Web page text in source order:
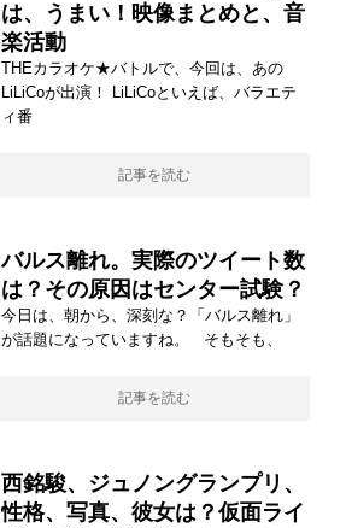
は、うまい！映像まとめと、音
楽活動
THEカラオケ★バトルで、今回は、あの
LiLiCoが出演！ LiLiCoといえば、バラエテ
ィ番
記事を読む
バルス離れ。実際のツイート数
は？その原因はセンター試験？
今日は、朝から、深刻な？「バルス離れ」
が話題になっていますね。 そもそも、
記事を読む
西銘駿、ジュノングランプリ、
性格、写真、彼女は？仮面ライ